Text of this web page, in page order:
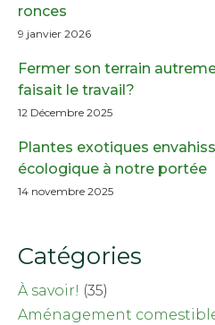
ronces
9 janvier 2026
Fermer son terrain
faisait le travail?
12 Décembre 2025
Plantes exotiques
écologique à notre portée
14 novembre 2025
Catégories
À savoir! (35)
Aménagement